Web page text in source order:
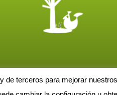
de terceros para mejorar
Aviso Legal Política de